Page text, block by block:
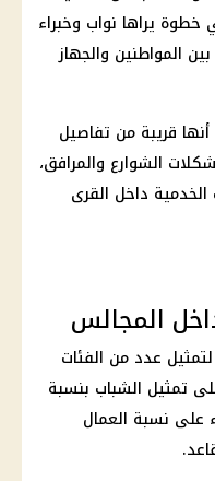
خطوة يراها نواب وخبراء
المواطنين والجهاز
قريبة من تفاصيل
الشوارع والمرافق،
داخل القرى
المجالس
عدد من الفئات
تمثيل الشباب بنسبة
مع الإبقاء على نسبة العمال